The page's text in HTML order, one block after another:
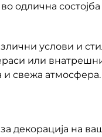
одлична
услови и
или
и свежа
на